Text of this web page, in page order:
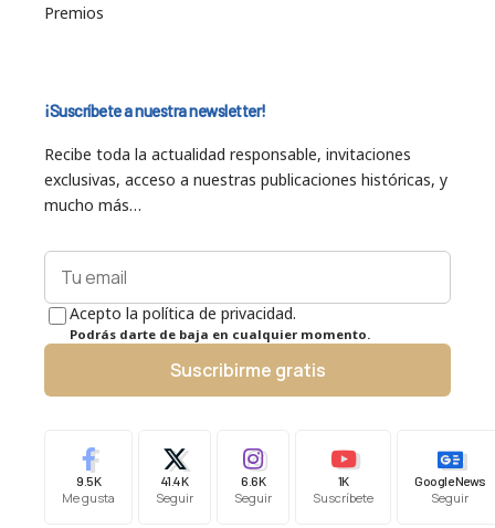
Premios
¡Suscríbete a nuestra newsletter!
Recibe toda la actualidad responsable, invitaciones
exclusivas, acceso a nuestras publicaciones históricas, y
mucho más…
Acepto la política de privacidad.
Podrás darte de baja en cualquier momento.
Suscribirme gratis
9.5K
Me gusta
41.4K
Seguir
6.6K
Seguir
1K
Suscríbete
Google News
Seguir